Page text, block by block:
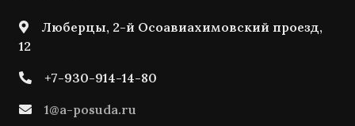
Люберцы, 2-й Осоавиахимовский проезд,
12
+7-930-914-14-80
1@a-posuda.ru